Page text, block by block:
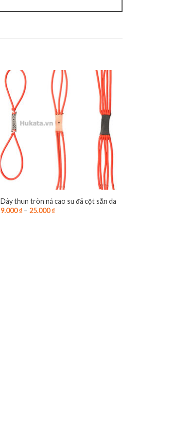
Dây thun tròn ná cao su đã cột sẵn da
9.000₫– 25.000₫